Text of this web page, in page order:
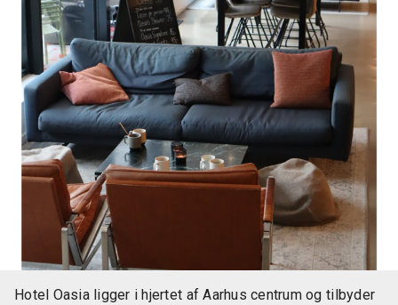
Hotel Oasia ligger i hjertet af Aarhus centrum og tilbyder